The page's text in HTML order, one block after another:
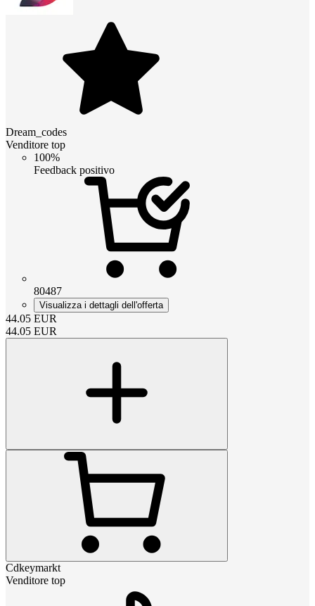
Dream_codes
Venditore top
100%
Feedback positivo
80487
Visualizza i dettagli dell'offerta
44.05 EUR
44.05 EUR
Cdkeymarkt
Venditore top